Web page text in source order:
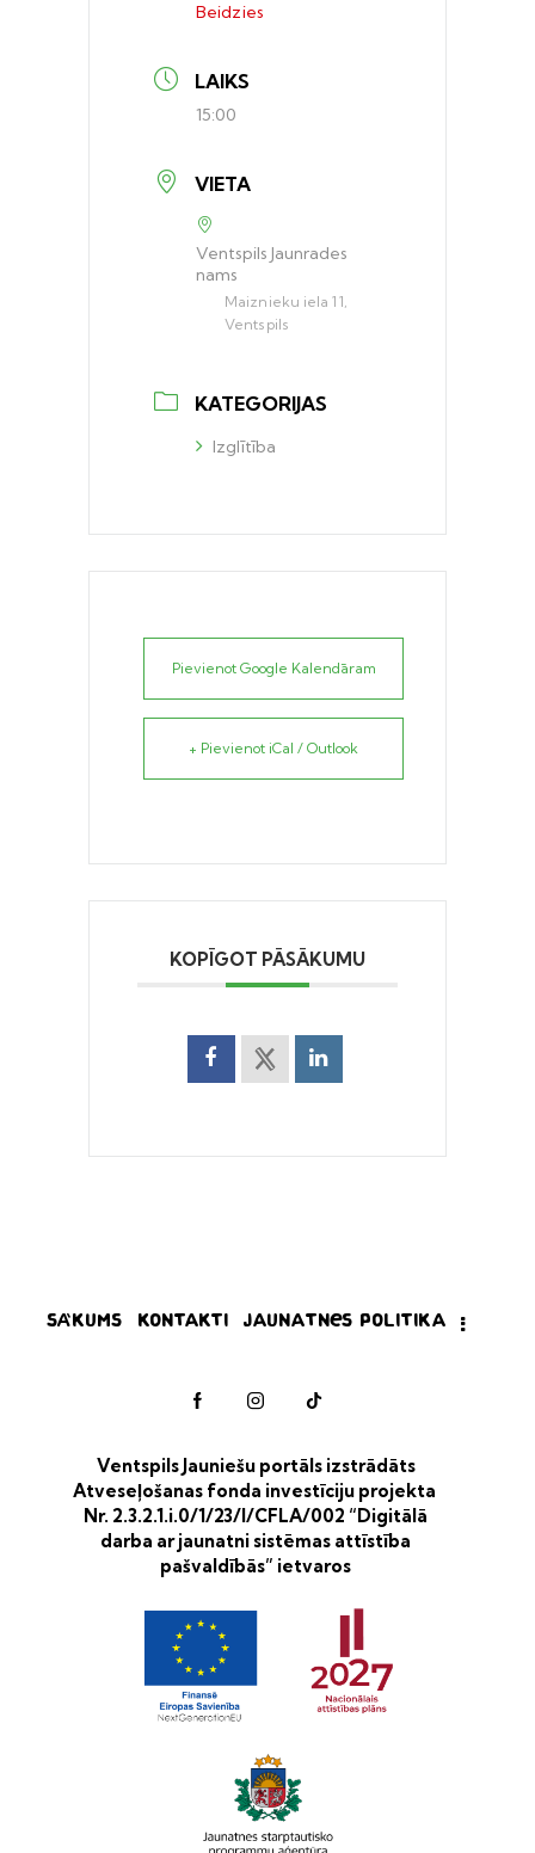
Beidzies
LAIKS
15:00
VIETA
Ventspils Jaunrades
nams
Maiznieku iela 11,
Ventspils
KATEGORIJAS
Izglītība
Pievienot Google Kalendāram
+ Pievienot iCal / Outlook
KOPĪGOT PĀSĀKUMU
Sākums Kontakti Jaunatnes politika
Ventspils Jauniešu portāls izstrādāts
Atveseļošanas fonda investīciju projekta
Nr. 2.3.2.1.i.0/1/23/I/CFLA/002 “Digitālā
darba ar jaunatni sistēmas attīstība
pašvaldībās” ietvaros